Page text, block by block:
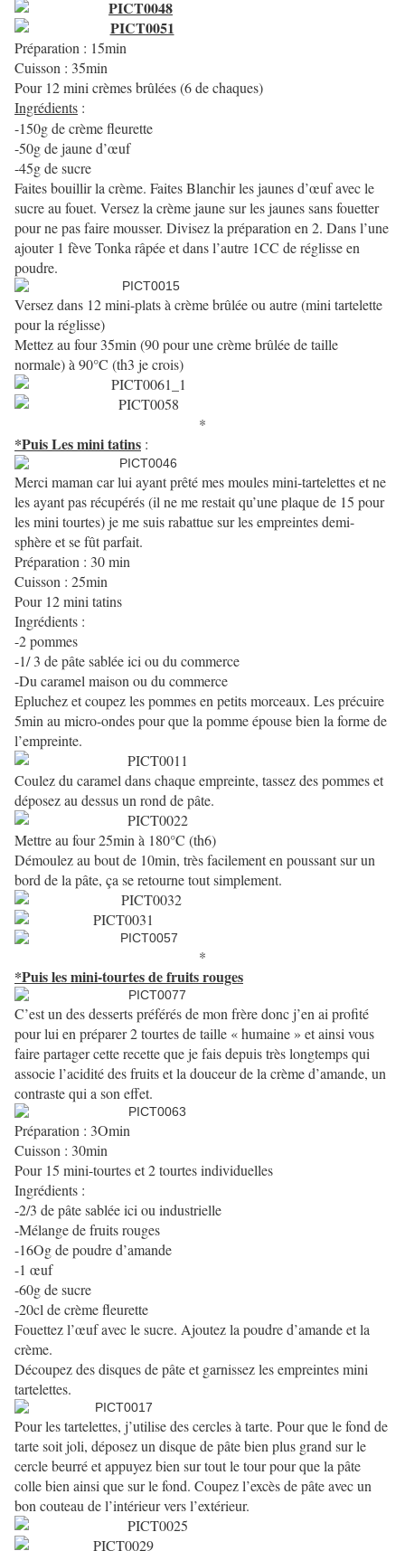
Préparation : 15min
Cuisson : 35min
Pour 12 mini crèmes brûlées (6 de chaques)
Ingrédients :
-150g de crème fleurette
-50g de jaune d’œuf
-45g de sucre
Faites bouillir la crème. Faites Blanchir les jaunes d’œuf avec le
sucre au fouet. Versez la crème jaune sur les jaunes sans fouetter
pour ne pas faire mousser. Divisez la préparation en 2. Dans l’une
ajouter 1 fève Tonka râpée et dans l’autre 1CC de réglisse en
poudre.
Versez dans 12 mini-plats à crème brûlée ou autre (mini tartelette
pour la réglisse)
Mettez au four 35min (90 pour une crème brûlée de taille
normale) à 90°C (th3 je crois)
*
*Puis Les mini tatins :
Merci maman car lui ayant prêté mes moules mini-tartelettes et ne
les ayant pas récupérés (il ne me restait qu’une plaque de 15 pour
les mini tourtes) je me suis rabattue sur les empreintes demi-
sphère et se fût parfait.
Préparation : 30 min
Cuisson : 25min
Pour 12 mini tatins
Ingrédients :
-2 pommes
-1/ 3 de pâte sablée ici ou du commerce
-Du caramel maison ou du commerce
Epluchez et coupez les pommes en petits morceaux. Les précuire
5min au micro-ondes pour que la pomme épouse bien la forme de
l’empreinte.
Coulez du caramel dans chaque empreinte, tassez des pommes et
déposez au dessus un rond de pâte.
Mettre au four 25min à 180°C (th6)
Démoulez au bout de 10min, très facilement en poussant sur un
bord de la pâte, ça se retourne tout simplement.
*
*Puis les mini-tourtes de fruits rouges
C’est un des desserts préférés de mon frère donc j’en ai profité
pour lui en préparer 2 tourtes de taille « humaine » et ainsi vous
faire partager cette recette que je fais depuis très longtemps qui
associe l’acidité des fruits et la douceur de la crème d’amande, un
contraste qui a son effet.
Préparation : 3Omin
Cuisson : 30min
Pour 15 mini-tourtes et 2 tourtes individuelles
Ingrédients :
-2/3 de pâte sablée ici ou industrielle
-Mélange de fruits rouges
-16Og de poudre d’amande
-1 œuf
-60g de sucre
-20cl de crème fleurette
Fouettez l’œuf avec le sucre. Ajoutez la poudre d’amande et la
crème.
Découpez des disques de pâte et garnissez les empreintes mini
tartelettes.
Pour les tartelettes, j’utilise des cercles à tarte. Pour que le fond de
tarte soit joli, déposez un disque de pâte bien plus grand sur le
cercle beurré et appuyez bien sur tout le tour pour que la pâte
colle bien ainsi que sur le fond. Coupez l’excès de pâte avec un
bon couteau de l’intérieur vers l’extérieur.